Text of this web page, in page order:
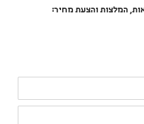
המלצות והצעת מחיר: